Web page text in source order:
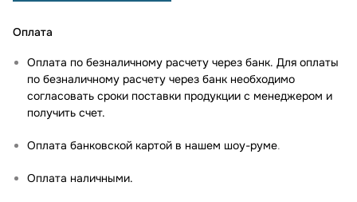
Оплата
Оплата по безналичному расчету через банк. Для оплаты
по безналичному расчету через банк необходимо
согласовать сроки поставки продукции с менеджером и
получить счет.
Оплата банковской картой в нашем шоу-руме.
Оплата наличными.